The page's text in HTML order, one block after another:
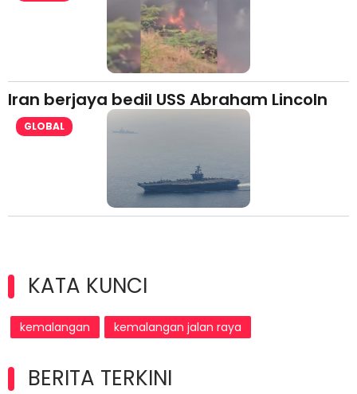
Iran berjaya bedil USS Abraham Lincoln
GLOBAL
KATA KUNCI
kemalangan kemalangan jalan raya
BERITA TERKINI